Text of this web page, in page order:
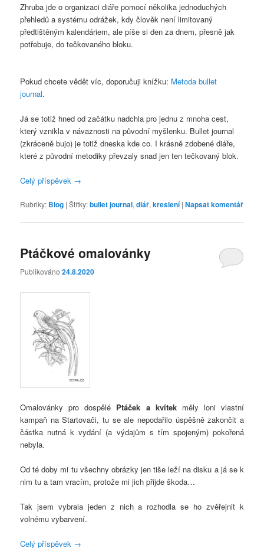
Zhruba jde o organizaci diáře pomocí několika jednoduchých
přehledů a systému odrážek, kdy člověk není limitovaný
předtištěným kalendáriem, ale píše si den za dnem, přesně jak
potřebuje, do tečkovaného bloku.
Pokud chcete vědět víc, doporučuji knížku: Metoda bullet
journal.
Já se totiž hned od začátku nadchla pro jednu z mnoha cest,
který vznikla v návaznosti na původní myšlenku. Bullet journal
(zkráceně bujo) je totiž dneska kde co. I krásně zdobené diáře,
které z původní metodiky převzaly snad jen ten tečkovaný blok.
Celý příspěvek →
Rubriky: Blog |Štítky:bullet journal,diář,kreslení |Napsat komentář
Ptáčkové omalovánky
Publikováno24.8.2020
Omalovánky pro dospělé Ptáček a kvítekměly loni vlastní
kampaň na Startovači, tu se ale nepodařilo úspěšně zakončit a
částka nutná k vydání (a výdajům s tím spojeným) pokořená
nebyla.
Od té doby mi tu všechny obrázky jen tiše leží na disku a já se k
nim tu a tam vracím, protože mi jich přijde škoda…
Tak jsem vybrala jeden z nich a rozhodla se ho zvěřejnit k
volnému vybarvení.
Celý příspěvek →